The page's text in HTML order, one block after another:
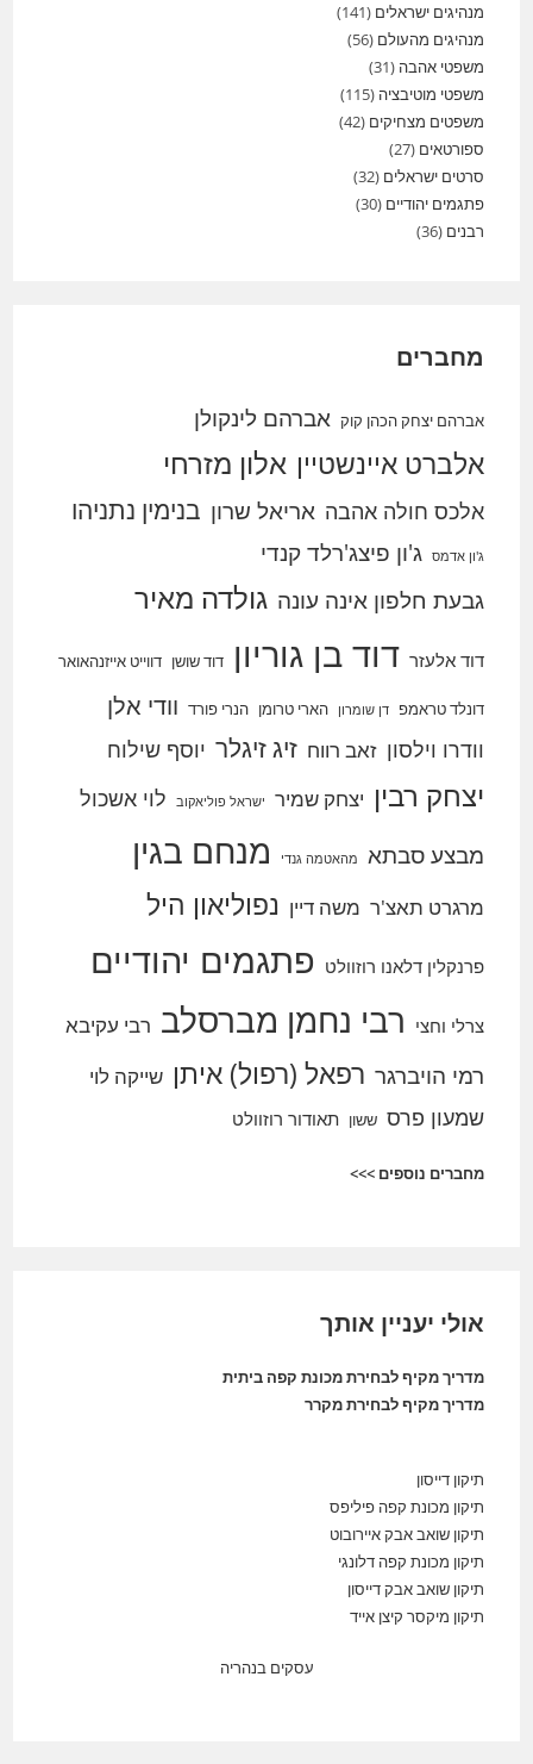
מנהיגים ישראלים (141)
מנהיגים מהעולם (56)
משפטי אהבה (31)
משפטי מוטיבציה (115)
משפטים מצחיקים (42)
ספורטאים (27)
סרטים ישראלים (32)
פתגמים יהודיים (30)
רבנים (36)
מחברים
אברהם יצחק הכהן קוק אברהם לינקולן
אלברט איינשטיין אלון מזרחי
אלכס חולה אהבה אריאל שרון בנימין נתניהו
ג'ון אדמס ג'ון פיצג'רלד קנדי
גבעת חלפון אינה עונה גולדה מאיר
דוד אלעזר דוד בן גוריון דוד שושן דווייט אייזנהאואר
דונלד טראמפ דן שומרון הארי טרומן הנרי פורד וודי אלן
וודרו וילסון זאב רווח זיג זיגלר יוסף שילוח
יצחק רבין יצחק שמיר ישראל פוליאקוב לוי אשכול
מבצע סבתא מהאטמה גנדי מנחם בגין
מרגרט תאצ'ר משה דיין נפוליאון היל
פרנקלין דלאנו רוזוולט פתגמים יהודיים
צרלי וחצי רבי נחמן מברסלב רבי עקיבא
רמי הויברגר רפאל (רפול) איתן שייקה לוי
שמעון פרס ששון תאודור רוזוולט
מחברים נוספים >>>
אולי יעניין אותך
מדריך מקיף לבחירת מכונת קפה ביתית
מדריך מקיף לבחירת מקרר
תיקון דייסון
תיקון מכונת קפה פיליפס
תיקון שואב אבק איירובוט
תיקון מכונת קפה דלונגי
תיקון שואב אבק דייסון
תיקון מיקסר קיצן אייד
עסקים בנהריה